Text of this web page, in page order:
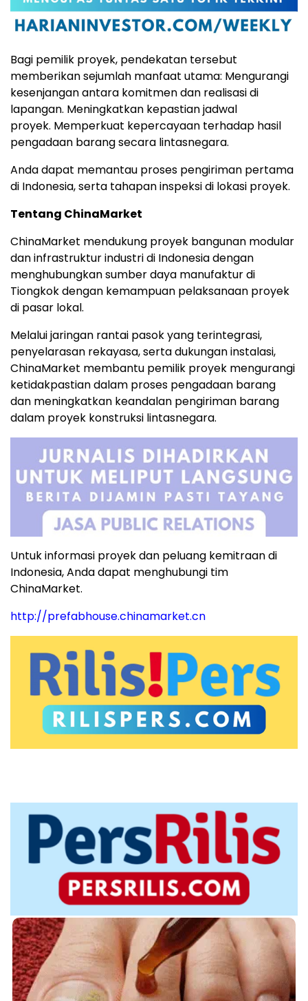
Bagi pemilik proyek, pendekatan tersebut
memberikan sejumlah manfaat utama: Mengurangi
kesenjangan antara komitmen dan realisasi di
lapangan. Meningkatkan kepastian jadwal
proyek. Memperkuat kepercayaan terhadap hasil
pengadaan barang secara lintasnegara.
Anda dapat memantau proses pengiriman pertama
di Indonesia, serta tahapan inspeksi di lokasi proyek.
Tentang ChinaMarket
ChinaMarket mendukung proyek bangunan modular
dan infrastruktur industri di Indonesia dengan
menghubungkan sumber daya manufaktur di
Tiongkok dengan kemampuan pelaksanaan proyek
di pasar lokal.
Melalui jaringan rantai pasok yang terintegrasi,
penyelarasan rekayasa, serta dukungan instalasi,
ChinaMarket membantu pemilik proyek mengurangi
ketidakpastian dalam proses pengadaan barang
dan meningkatkan keandalan pengiriman barang
dalam proyek konstruksi lintasnegara.
Untuk informasi proyek dan peluang kemitraan di
Indonesia, Anda dapat menghubungi tim
ChinaMarket.
http://prefabhouse.chinamarket.cn